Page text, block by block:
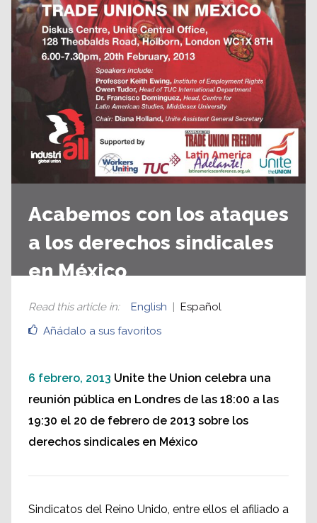
Acabemos con los ataques
a los derechos sindicales
en México
Añádalo a sus favoritos
Read this article in: English Español
6 febrero, 2013 Unite the Union celebra una
reunión pública en Londres de las 18:00 a las
19:30 el 20 de febrero de 2013 sobre los
derechos sindicales en México
Sindicatos del Reino Unido, entre ellos el afiliado a